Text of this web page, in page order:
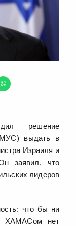
решение
(МУС) выдать в
Израиля и
заявил, что
лидеров
что бы ни
ХАМАСом нет